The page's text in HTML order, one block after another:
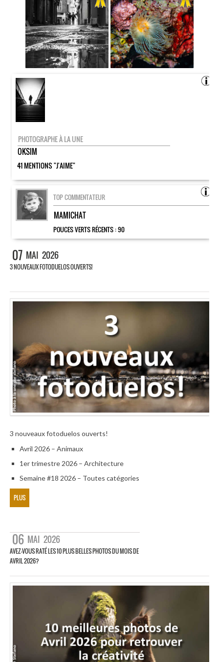
PHOTOGRAPHE À LA UNE
OKSIM
41 MENTIONS "J'AIME"
TOP COMMENTATEUR
MAMICHAT
POUCES VERTS RÉCENTS :90
07 MAI 2026
3 NOUVEAUX FOTODUELOS OUVERTS!
3 nouveaux fotoduelos ouverts!
Avril 2026 – Animaux
1er trimestre 2026 – Architecture
Semaine #18 2026 – Toutes catégories
PLUS
06 MAI 2026
AVEZ-VOUS RATÉ LES 10 PLUS BELLES PHOTOS DU MOIS DE
AVRIL 2026?